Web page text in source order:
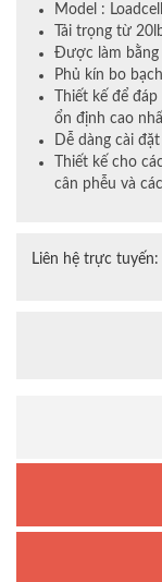
Model :
Tải trọng từ
Được làm bằng
Phủ kín bo
Thiết kế để
ổn định cao
Dễ dàng cài
Thiết kế cho
cân phễu và
Liên hệ trực tuyến: